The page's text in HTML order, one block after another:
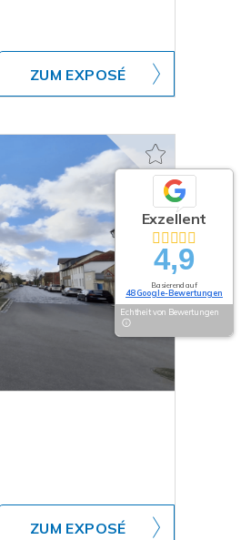
ZUM EXPOSÉ
ZUM EXPOSÉ
Exzellent
4,9
Basierend auf
48 Google-Bewertungen
Echtheit von Bewertungen